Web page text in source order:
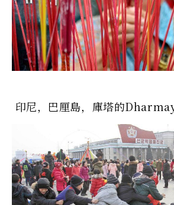
印尼，巴厘島，庫塔的